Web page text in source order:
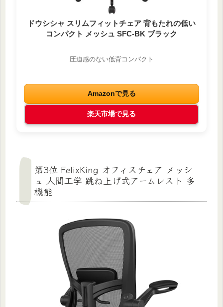
ドウシシャ スリムフィットチェア 背もたれの低い
コンパクト メッシュ SFC-BK ブラック
圧迫感のない低背コンパクト
Amazonで見る
楽天市場で見る
第3位 FelixKing オフィスチェア メッシ
ュ 人間工学 跳ね上げ式アームレスト 多
機能